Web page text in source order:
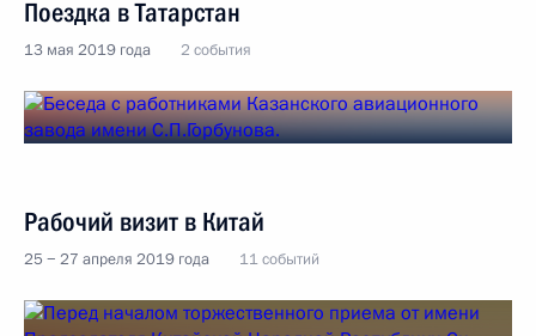
Поездка в Татарстан
13 мая 2019 года 2 события
Рабочий визит в Китай
25 − 27 апреля 2019 года 11 событий